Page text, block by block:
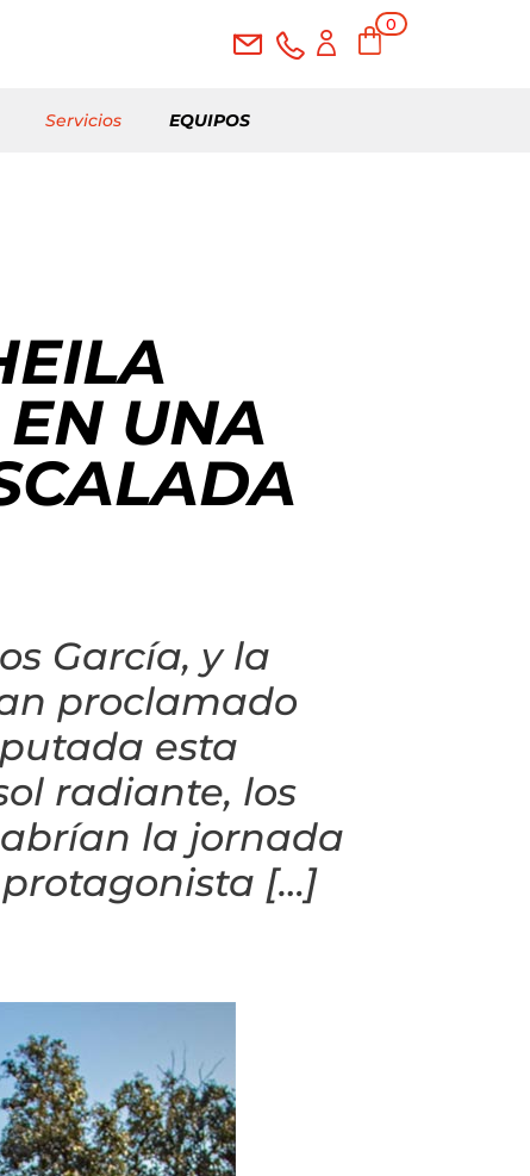
0
elementos
Servicios EQUIPOS
UNA
García, y la
proclamado
esta
radiante, los
la jornada
[…]